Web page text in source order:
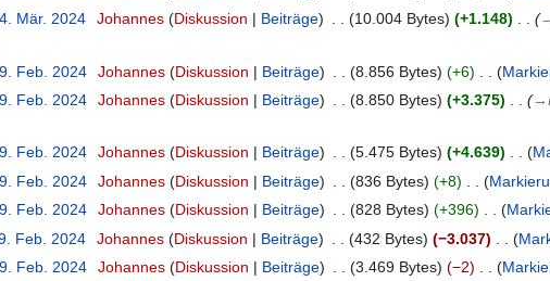
Mär. 2024 Johannes Diskussion Beiträge 10.004 Bytes +1.148
Feb. 2024 Johannes Diskussion Beiträge 8.856 Bytes +6
Feb. 2024 Johannes Diskussion Beiträge 8.850 Bytes +3.375
Feb. 2024 Johannes Diskussion Beiträge 5.475 Bytes +4.639
Feb. 2024 Johannes Diskussion Beiträge 836 Bytes +8
Feb. 2024 Johannes Diskussion Beiträge 828 Bytes +396
Feb. 2024 Johannes Diskussion Beiträge 432 Bytes −3.037
Feb. 2024 Johannes Diskussion Beiträge 3.469 Bytes −2